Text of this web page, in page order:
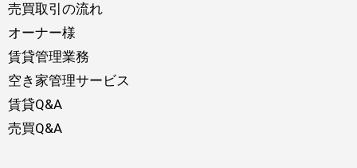
売買取引の流れ
オーナー様
賃貸管理業務
空き家管理サービス
賃貸Q&A
売買Q&A